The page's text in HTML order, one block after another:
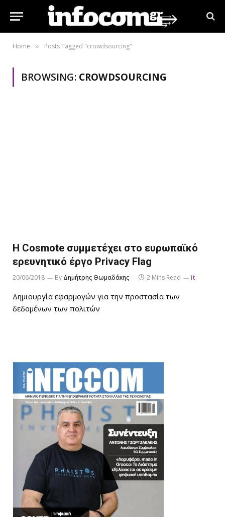
Home » Posts Tagged "crowdsourcing"
BROWSING: CROWDSOURCING
Η Cosmote συμμετέχει στο ευρωπαϊκό
ερευνητικό έργο Privacy Flag
20/06/2018 By Δημήτρης Θωμαδάκης 2 Mins Read it
Δημιουργία εφαρμογών για την προστασία των
δεδομένων των πολιτών